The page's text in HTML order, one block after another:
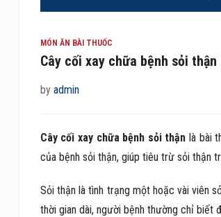
MÓN ĂN BÀI THUỐC
Cây cối xay chữa bệnh sỏi
by admin
Cây cối xay chữa bệnh sỏi thận là bài
của bệnh sỏi thận, giúp tiêu trừ sỏi thận
Sỏi thận là tình trạng một hoặc vài viên
thời gian dài, người bệnh thường chỉ biết